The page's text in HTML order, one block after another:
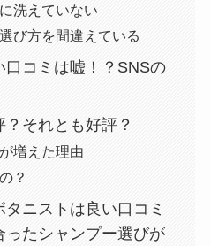
洗えていない
び方を間違えている
口コミは嘘！？SNSの
それとも好評？
増えた理由
？
タニストは良い口コミ
ったシャンプー選びが